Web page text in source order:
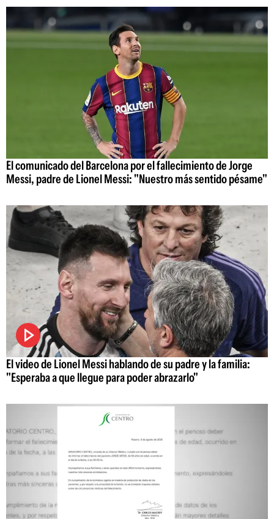
El comunicado del Barcelona por el fallecimiento de Jorge
Messi, padre de Lionel Messi: "Nuestro más sentido pésame"
El video de Lionel Messi hablando de su padre y la familia:
"Esperaba a que llegue para poder abrazarlo"